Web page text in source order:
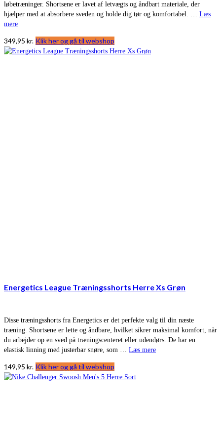
løbetræninger. Shortsene er lavet af letvægts og åndbart materiale, der
hjælper med at absorbere sveden og holde dig tør og komfortabel. … Læs
mere
349,95 kr. Klik her og gå til webshop
Energetics League Træningsshorts Herre Xs Grøn
Disse træningsshorts fra Energetics er det perfekte valg til din næste
træning. Shortsene er lette og åndbare, hvilket sikrer maksimal komfort, når
du arbejder op en sved på træningscenteret eller udendørs. De har en
elastisk linning med justerbar snøre, som … Læs mere
149,95 kr. Klik her og gå til webshop